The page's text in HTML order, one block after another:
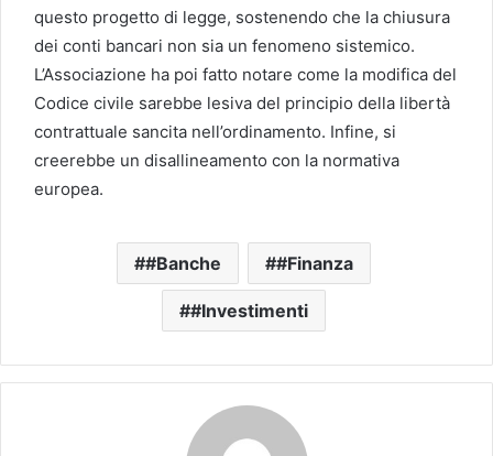
questo progetto di legge, sostenendo che la chiusura
dei conti bancari non sia un fenomeno sistemico.
L’Associazione ha poi fatto notare come la modifica del
Codice civile sarebbe lesiva del principio della libertà
contrattuale sancita nell’ordinamento. Infine, si
creerebbe un disallineamento con la normativa
europea.
#Banche #Finanza
#Investimenti